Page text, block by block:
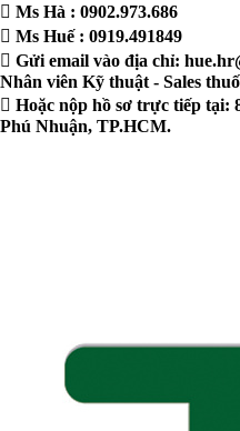
 Ms Hà : 0902.973.686
 Ms Huế : 0919.491849
 Gửi email vào địa chỉ:
Nhân viên Kỹ thuật - Sales
 Hoặc nộp hồ sơ trực tiếp tại:
Phú Nhuận, TP.HCM.